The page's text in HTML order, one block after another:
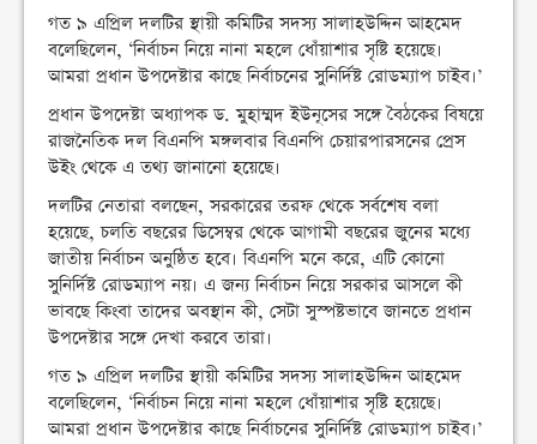
গত ৯ এপ্রিল দলটির স্থায়ী কমিটির সদস্য সালাহউদ্দিন আহমেদ
বলেছিলেন, ‘নির্বাচন নিয়ে নানা মহলে ধোঁয়াশার সৃষ্টি হয়েছে।
আমরা প্রধান উপদেষ্টার কাছে নির্বাচনের সুনির্দিষ্ট র‍োডম্যাপ চাইব।’
প্রধান উপদেষ্টা অধ্যাপক ড. মুহাম্মদ ইউনূসের সঙ্গে বৈঠকের বিষয়ে
রাজনৈতিক দল বিএনপি মঙ্গলবার বিএনপি চেয়ারপারসনের প্রেস
উইং থেকে এ তথ্য জানানো হয়েছে।
দলটির নেতারা বলছেন, সরকারের তরফ থেকে সর্বশেষ বলা
হয়েছে, চলতি বছরের ডিসেম্বর থেকে আগামী বছরের জুনের মধ্যে
জাতীয় নির্বাচন অনুষ্ঠিত হবে। বিএনপি মনে করে, এটি কোনো
সুনির্দিষ্ট রোডম্যাপ নয়। এ জন্য নির্বাচন নিয়ে সরকার আসলে কী
ভাবছে কিংবা তাদের অবস্থান কী, সেটা সুস্পষ্টভাবে জানতে প্রধান
উপদেষ্টার সঙ্গে দেখা করবে তারা।
গত ৯ এপ্রিল দলটির স্থায়ী কমিটির সদস্য সালাহউদ্দিন আহমেদ
বলেছিলেন, ‘নির্বাচন নিয়ে নানা মহলে ধোঁয়াশার সৃষ্টি হয়েছে।
আমরা প্রধান উপদেষ্টার কাছে নির্বাচনের সুনির্দিষ্ট র‍োডম্যাপ চাইব।’